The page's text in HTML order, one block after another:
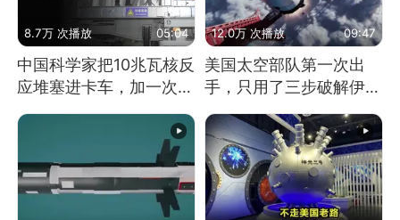
8.7万 次播放 05:04
中国科学家把10兆瓦核反
应堆塞进卡车，加一次燃
料能跑几十年
12.0万 次播放 09:47
美国太空部队第一次出
手，只用了三步破解伊朗
防空